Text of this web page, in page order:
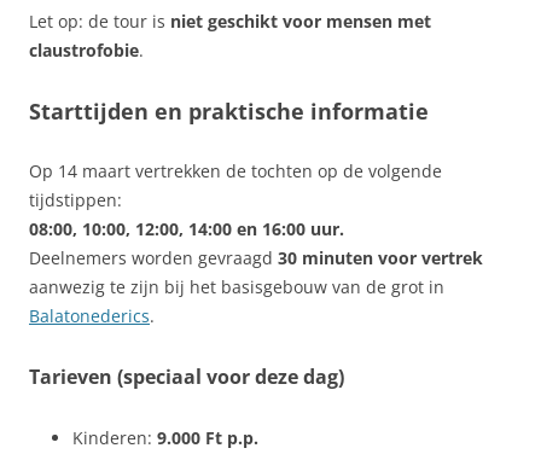
Let op: de tour is niet geschikt voor mensen met
claustrofobie.
Starttijden en praktische informatie
Op 14 maart vertrekken de tochten op de volgende
tijdstippen:
08:00, 10:00, 12:00, 14:00 en 16:00 uur.
Deelnemers worden gevraagd 30 minuten voor vertrek
aanwezig te zijn bij het basisgebouw van de grot in
Balatonederics.
Tarieven (speciaal voor deze dag)
Kinderen: 9.000 Ft p.p.